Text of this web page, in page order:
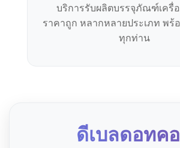
บริการรับผลิตบรรจุภัณฑ์เครื่
ราคาถูก หลากหลายประเภท พร้
ทุกท่าน
ดีเบลดอทค